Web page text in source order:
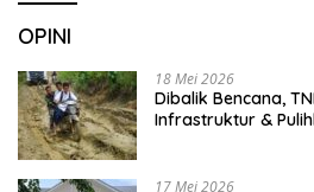
OPINI
18 Mei 2026
Dibalik Bencana,
Infrastruktur &
17 Mei 2026